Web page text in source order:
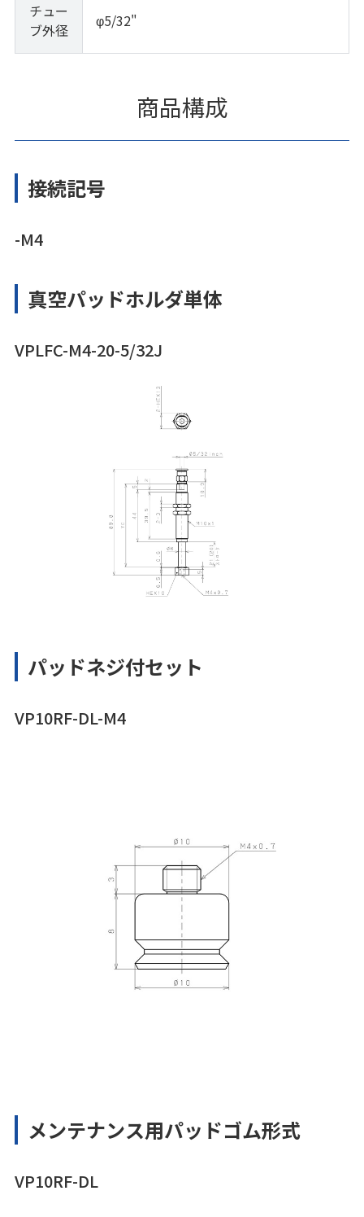
チュー
ブ外径
φ5/32"
商品構成
接続記号
-M4
真空パッドホルダ単体
VPLFC-M4-20-5/32J
パッドネジ付セット
VP10RF-DL-M4
メンテナンス用パッドゴム形式
VP10RF-DL